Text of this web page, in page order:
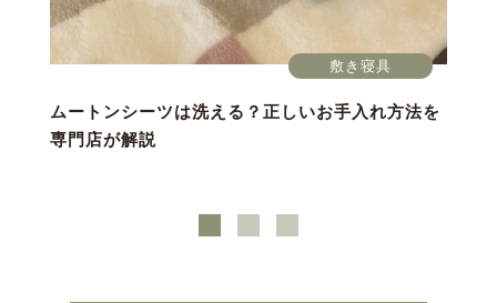
敷き寝具
ムートンシーツは洗える？正しいお手入れ方法を
専門店が解説